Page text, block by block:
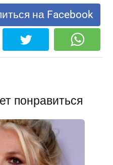
на Facebook
понравиться